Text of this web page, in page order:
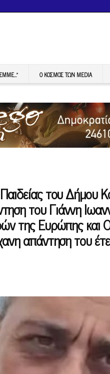
Ο ΚΟΣΜΟΣ ΤΩΝ MEDIA
του Δήμου
του Γιάννη
της Ευρώπης και
απάντηση του